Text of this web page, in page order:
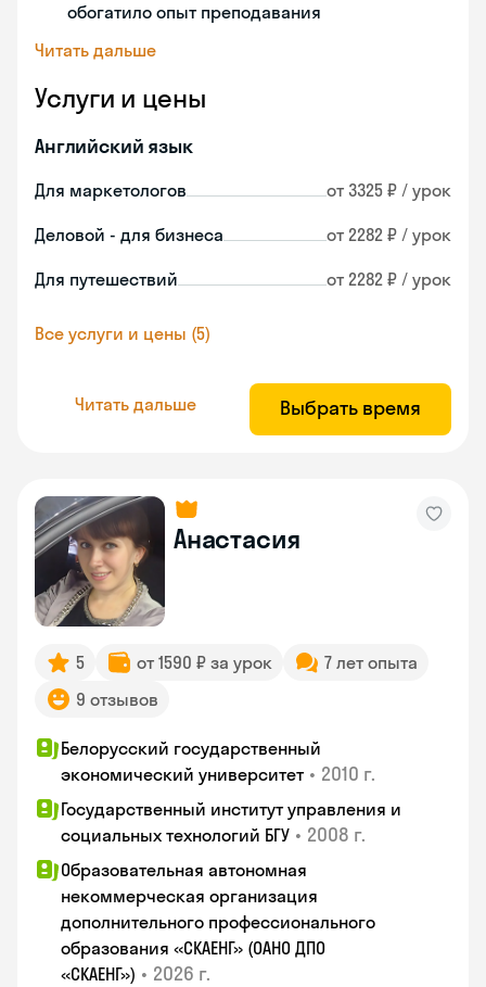
обогатило опыт преподавания
Читать дальше
Услуги и цены
Английский язык
Для маркетологов от 3325 ₽ / урок
Деловой - для бизнеса от 2282 ₽ / урок
Для путешествий от 2282 ₽ / урок
Все услуги и цены (5)
Читать дальше Выбрать время
Анастасия
5 от 1590 ₽ за урок
7 лет опыта
9 отзывов
Белорусский государственный
экономический университет • 2010 г.
Государственный институт управления и
социальных технологий БГУ • 2008 г.
Образовательная автономная
некоммерческая организация
дополнительного профессионального
образования «СКАЕНГ» (ОАНО ДПО
«СКАЕНГ») • 2026 г.